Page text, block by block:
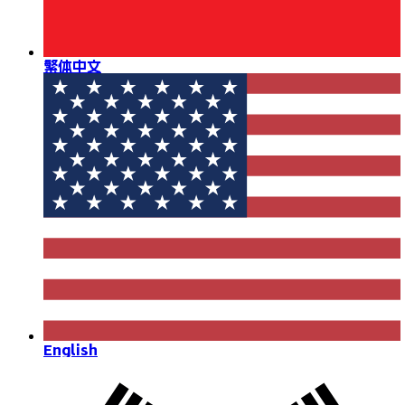
繁体中文
English